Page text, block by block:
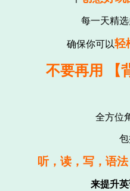
每一天精
确保你可以轻
不要再用 【
全方位
听，读，写，语
来提升